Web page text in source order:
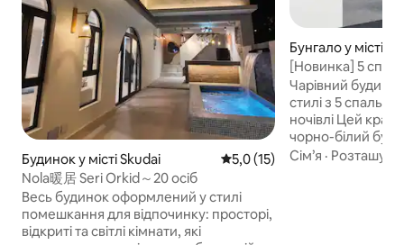
Будинок у місті Skudai Середня оцінка: 5,0 з 5,
5,0 (15)
Nola暖居 Seri Orkid～20 осіб
Весь будинок оформлений у стилі
помешкання для відпочинку: просторі,
відкриті та світлі кімнати, які
Бунгало у місті
[Новинка] 5
величезний
Чарівний
стилі з 5
ночівлі Цей красиво оформлений
чорно-білий
стилі,
Сім’я ·